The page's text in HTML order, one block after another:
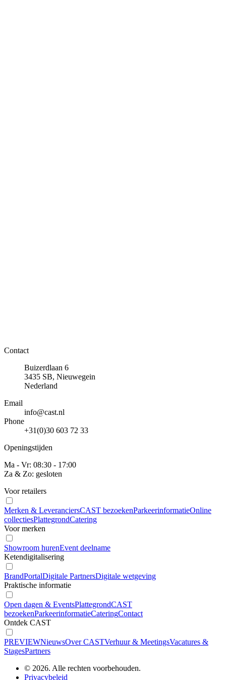
Contact
Buizerdlaan 6
3435 SB, Nieuwegein
Nederland
Email
info@cast.nl
Phone
+31(0)30 603 72 33
Openingstijden
Ma - Vr: 08:30 - 17:00
Za & Zo: gesloten
Voor retailers
Merken & LeveranciersCAST bezoekenParkeerinformatieOnline
collectiesPlattegrondCatering
Voor merken
Showroom hurenEvent deelname
Ketendigitalisering
BrandPortalDigitale PartnersDigitale wetgeving
Praktische informatie
Open dagen & EventsPlattegrondCAST
bezoekenParkeerinformatieCateringContact
Ontdek CAST
PREVIEWNieuwsOver CASTVerhuur & MeetingsVacatures &
StagesPartners
© 2026. Alle rechten voorbehouden.
Privacybeleid